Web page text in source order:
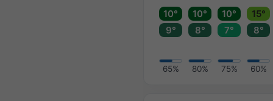
10° 10° 10°
15°
9°
8° 7° 8°
65% 80% 75% 60%